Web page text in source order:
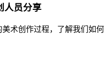
人员分享
术创作过程，了解我们如何